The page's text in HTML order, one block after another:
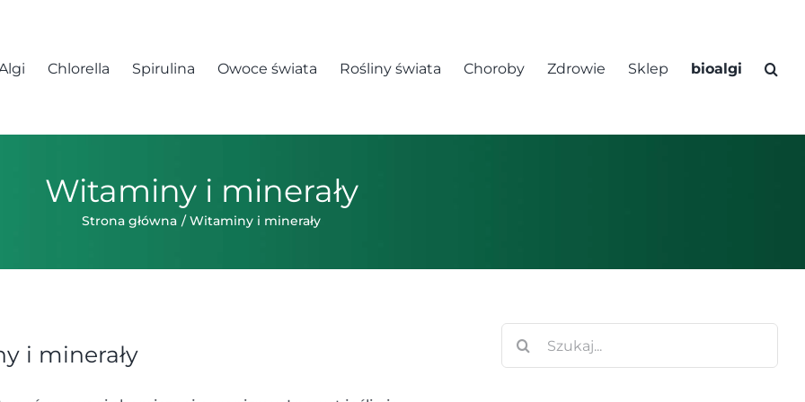
Chlorella Spirulina Owoce świata Rośliny świata Choroby Zdrowie Sklep bioalgi
Witaminy i minerały
Strona główna Witaminy i minerały
i minerały